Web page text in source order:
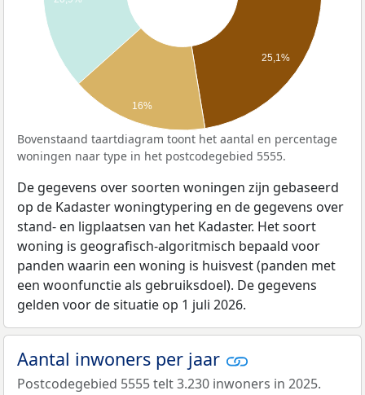
25,1%
16%
Bovenstaand taartdiagram toont het aantal en percentage
woningen naar type in het postcodegebied 5555.
De gegevens over soorten woningen zijn gebaseerd
op de Kadaster woningtypering en de gegevens over
stand- en ligplaatsen van het Kadaster. Het soort
woning is geografisch-algoritmisch bepaald voor
panden waarin een woning is huisvest (panden met
een woonfunctie als gebruiksdoel). De gegevens
gelden voor de situatie op 1 juli 2026.
Aantal inwoners per jaar
Postcodegebied 5555 telt 3.230 inwoners in 2025.